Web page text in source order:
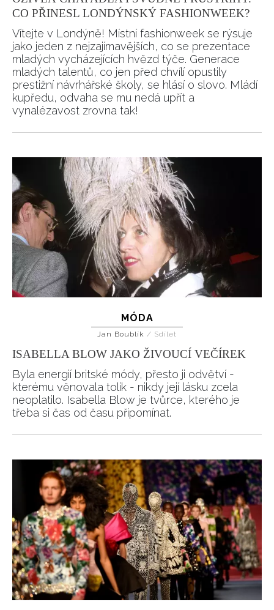
CO PŘINESL LONDÝNSKÝ FASHIONWEEK?
Vítejte v Londýně! Místní fashionweek se rýsuje
jako jeden z nejzajímavějších, co se prezentace
mladých vycházejících hvězd týče. Generace
mladých talentů, co jen před chvílí opustily
prestižní návrhářské školy, se hlásí o slovo. Mládí
kupředu, odvaha se mu nedá upřít a
vynalézavost zrovna tak!
MÓDA
Jan Boublík / Sdílet
ISABELLA BLOW JAKO ŽIVOUCÍ VEČÍREK
Byla energií britské módy, přesto ji odvětví -
kterému věnovala tolik - nikdy její lásku zcela
neoplatilo. Isabella Blow je tvůrce, kterého je
třeba si čas od času připomínat.